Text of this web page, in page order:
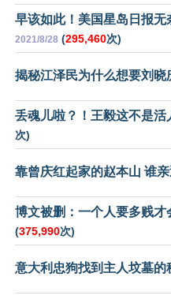
早该如此！美国星岛日报无
2021/8/28 (295,460次)
揭秘江泽民为什么想要刘晓
丢魂儿啦？！王毅这不是活
次)
靠曾庆红起家的赵本山 谁
博文被删：一个人要多贱才
(375,990次)
意大利忠狗找到主人坟墓的